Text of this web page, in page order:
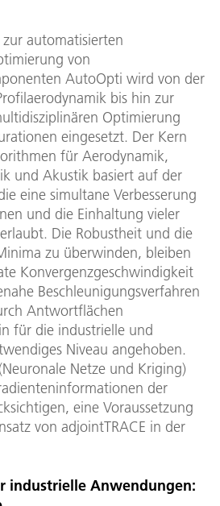
automatisierten
von
AutoOpti wird von der
bis hin zur
Optimierung
eingesetzt. Der Kern
für Aerodynamik,
und Akustik basiert auf der
eine simultane Verbesserung
und die Einhaltung vieler
Die Robustheit und die
zu überwinden, bleiben
Konvergenzgeschwindigkeit
Beschleunigungsverfahren
Antwortflächen
für die industrielle und
Niveau angehoben.
Netze und Kriging)
der
eine Voraussetzung
von adjointTRACE in der
industrielle Anwendungen: